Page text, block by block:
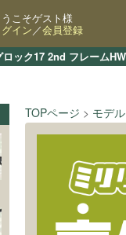
ック17 2nd フレーム
こそゲスト様
グイン／会員登録
TOPページ モデ